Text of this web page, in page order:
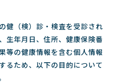
健（検）診・検査を受診され
生年月日、住所、健康保険番
等の健康情報を含む個人情報
るため、以下の目的について